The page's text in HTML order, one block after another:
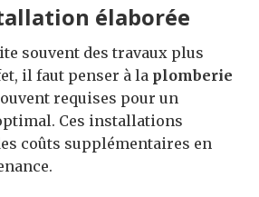
élaborée
souvent des travaux plus
il faut penser à la plomberie
requises pour un
Ces installations
coûts supplémentaires en